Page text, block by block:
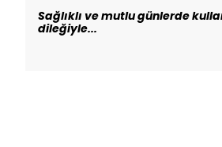
Sağlıklı ve mutlu günlerde
dileğiyle...